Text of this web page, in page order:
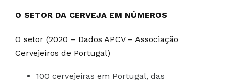
O SETOR DA CERVEJA EM NÚMEROS
O setor (2020 – Dados APCV – Associação
Cervejeiros de Portugal)
100 cervejeiras em Portugal, das